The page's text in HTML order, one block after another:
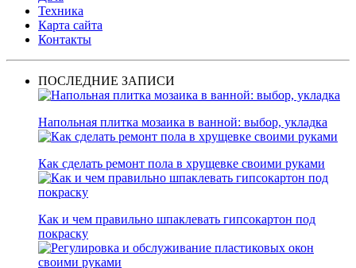
Техника
Карта сайта
Контакты
ПОСЛЕДНИЕ ЗАПИСИ
Напольная плитка мозаика в ванной: выбор, укладка
Как сделать ремонт пола в хрущевке своими руками
Как и чем правильно шпаклевать гипсокартон под
покраску